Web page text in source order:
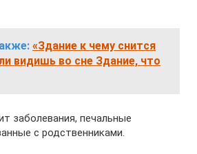
«Здание к чему снится
видишь во сне Здание, что
заболевания, печальные
с родственниками.